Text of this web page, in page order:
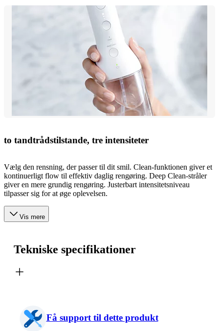
to tandtrådstilstande, tre intensiteter
Vælg den rensning, der passer til dit smil. Clean-funktionen giver et
kontinuerligt flow til effektiv daglig rengøring. Deep Clean-stråler
giver en mere grundig rengøring. Justerbart intensitetsniveau
tilpasser sig for at øge oplevelsen.
Vis mere
Tekniske specifikationer
Få support til dette produkt